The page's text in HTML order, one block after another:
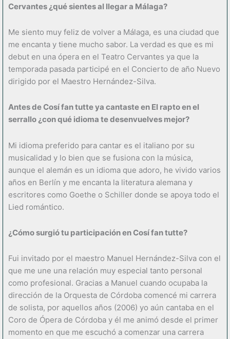
Cervantes ¿qué sientes al llegar a Málaga?
Me siento muy feliz de volver a Málaga, es una ciudad que
me encanta y tiene mucho sabor. La verdad es que es mi
debut en una ópera en el Teatro Cervantes ya que la
temporada pasada participé en el Concierto de año Nuevo
dirigido por el Maestro Hernández-Silva.
Antes de Cosífan tutte ya cantaste en El rapto en el
serrallo ¿con qué idioma te desenvuelves mejor?
Mi idioma preferido para cantar es el italiano por su
musicalidad y lo bien que se fusiona con la música,
aunque el alemán es un idioma que adoro, he vivido varios
años en Berlín y me encanta la literatura alemana y
escritores como Goethe o Schiller donde se apoya todo el
Lied romántico.
¿Cómo surgiótu participación en Cosífan tutte?
Fui invitado por el maestro Manuel Hernández-Silva con el
que me une una relación muy especial tanto personal
como profesional. Gracias a Manuel cuando ocupaba la
dirección de la Orquesta de Córdoba comencé mi carrera
de solista, por aquellos años (2006) yo aún cantaba en el
Coro de Ópera de Córdoba y él me animó desde el primer
momento en que me escuchó a comenzar una carrera